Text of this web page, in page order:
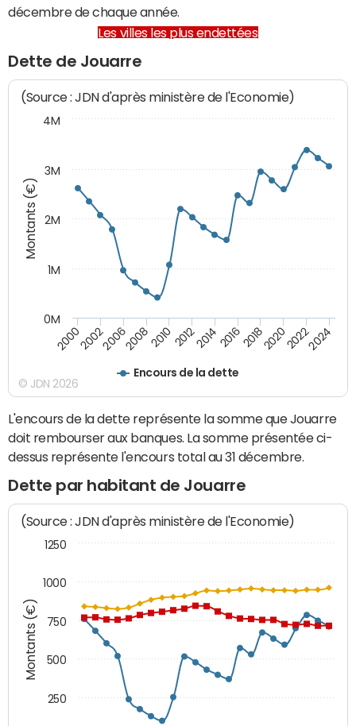
décembre de chaque année.
Les villes les plus endettées
Dette de Jouarre
Montants (€)
(Source : JDN d'après ministère de l'Economie)
Encours de la dette
20002002200620082010 2012201420162018202020222024
0M
1M
2M
3M
4M
© JDN 2026
L'encours de la dette représente la somme que Jouarre
doit rembourser aux banques. La somme présentée ci-
dessus représente l'encours total au 31 décembre.
Dette par habitant de Jouarre
Montants (€)
(Source : JDN d'après ministère de l'Economie)
250
500
750
1000
1250